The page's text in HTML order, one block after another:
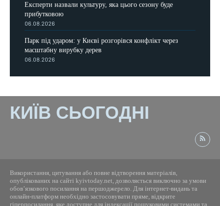
Експерти назвали культуру, яка цього сезону буде
прибутковою
06.08.2026
Парк під ударом: у Києві розгорівся конфлікт через
масштабну вирубку дерев
06.08.2026
КИЇВ СЬОГОДНІ
Використання, цитування або повне відтворення матеріалів,
опублікованих на сайті kyivtoday.net, дозволяється виключно за умови
обов’язкового посилання на першоджерело. Для інтернет-видань та
онлайн-платформ необхідно застосовувати пряме, відкрите
гіперпосилання, яке доступне для індексації пошуковими системами та